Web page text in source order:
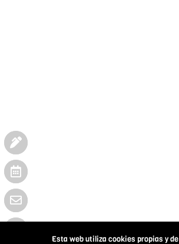
Esta web utiliza cookies propias y de